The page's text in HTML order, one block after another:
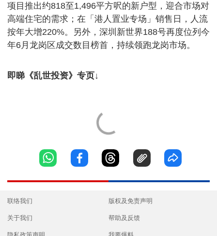
项目推出约818至1,496平方呎的新户型，迎合市场对
高端住宅的需求；在「港人置业专场」销售日，人流
按年大增220%。另外，深圳新世界188号再度位列今
年6月龙岗区成交数目榜首，持续领跑龙岗市场。
即睇《乱世投资》专页↓
联络我们
关于我们
版权及免责声明
帮助及反馈